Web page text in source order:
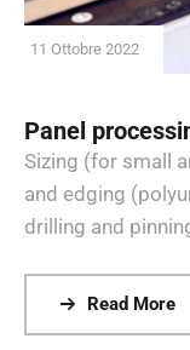
11 Ottobre 2022
Panel
Sizing (for small
and edging
drilling and
Read More